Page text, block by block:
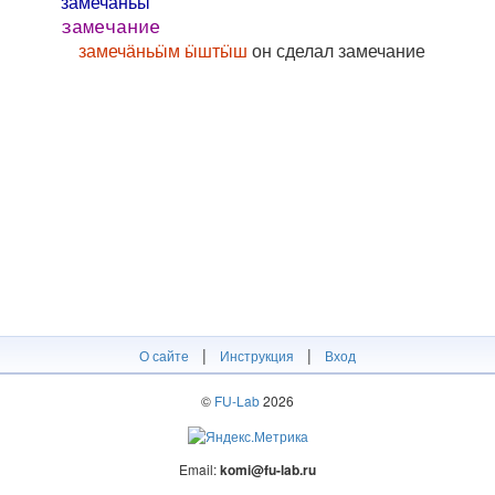
замечание
замечӓньӹм ӹштӹш он сделал замечание
О сайте | Инструкция | Вход
© FU-Lab2026
Email:komi@fu-lab.ru